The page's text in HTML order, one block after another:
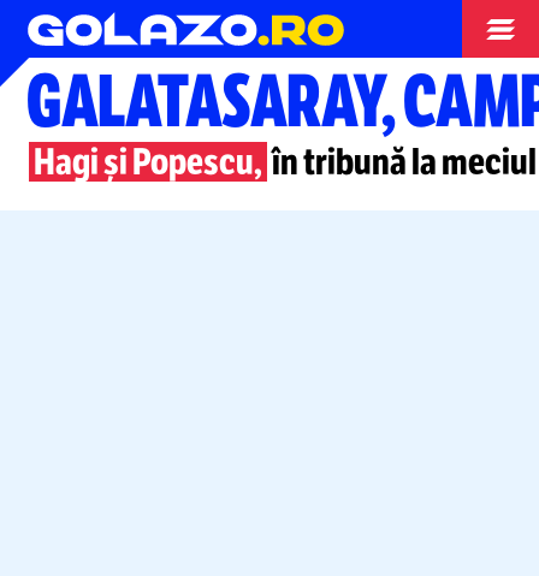
Campionate
GALATASARAY,
Hagi și Popescu, în tribună la